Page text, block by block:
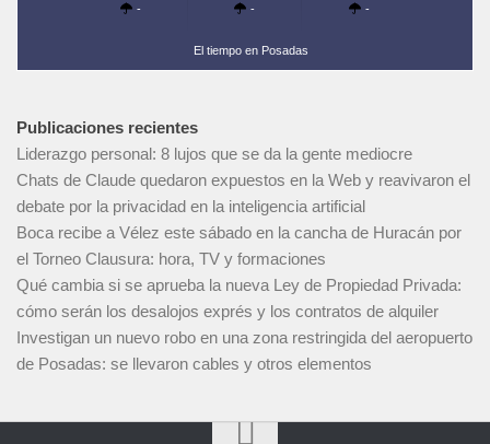
- - -
El tiempo en Posadas
Publicaciones recientes
Liderazgo personal: 8 lujos que se da la gente mediocre
Chats de Claude quedaron expuestos en la Web y reavivaron el
debate por la privacidad en la inteligencia artificial
Boca recibe a Vélez este sábado en la cancha de Huracán por
el Torneo Clausura: hora, TV y formaciones
Qué cambia si se aprueba la nueva Ley de Propiedad Privada:
cómo serán los desalojos exprés y los contratos de alquiler
Investigan un nuevo robo en una zona restringida del aeropuerto
de Posadas: se llevaron cables y otros elementos